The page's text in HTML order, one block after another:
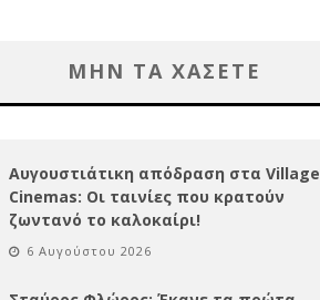
ΜΗΝ ΤΑ ΧΑΣΕΤΕ
Αυγουστιάτικη απόδραση στα Village
Cinemas: Οι ταινίες που κρατούν
ζωντανό το καλοκαίρι!
6 Αυγούστου 2026